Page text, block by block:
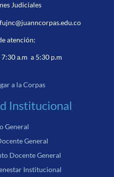
Judiciales
atención:
7:30 a.m a 5:30 p.m
a la Corpas
Institucional
General
General
Docente General
Institucional